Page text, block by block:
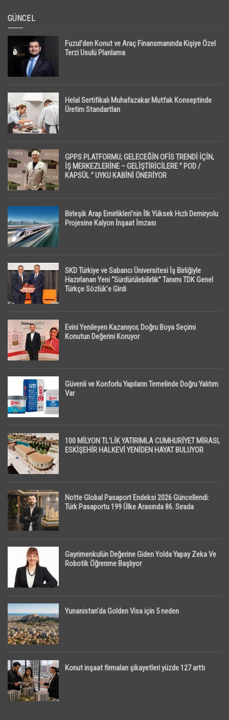
GÜNCEL
Fuzul’den Konut ve Araç Finansmanında Kişiye Özel
Terzi Usulü Planlama
Helal Sertifikalı Muhafazakar Mutfak Konseptinde
Üretim Standartları
GPPS PLATFORMU; GELECEĞİN OFİS TRENDİ İÇİN,
İŞ MERKEZLERİNE – GELİŞTİRİCİLERE ” POD /
KAPSÜL ” UYKU KABİNİ ÖNERİYOR
Birleşik Arap Emirlikleri’nin İlk Yüksek Hızlı Demiryolu
Projesine Kalyon İnşaat İmzası
SKD Türkiye ve Sabancı Üniversitesi İş Birliğiyle
Hazırlanan Yeni “Sürdürülebilirlik” Tanımı TDK Genel
Türkçe Sözlük’e Girdi
Evini Yenileyen Kazanıyor, Doğru Boya Seçimi
Konutun Değerini Koruyor
Güvenli ve Konforlu Yapıların Temelinde Doğru Yalıtım
Var
100 MİLYON TL’LİK YATIRIMLA CUMHURİYET MİRASI,
ESKİŞEHİR HALKEVİ YENİDEN HAYAT BULUYOR
Notte Global Pasaport Endeksi 2026 Güncellendi:
Türk Pasaportu 199 Ülke Arasında 86. Sırada
Gayrimenkulün Değerine Giden Yolda Yapay Zeka Ve
Robotik Öğrenme Başlıyor
Yunanistan’da Golden Visa için 5 neden
Konut inşaat firmaları şikayetleri yüzde 127 arttı